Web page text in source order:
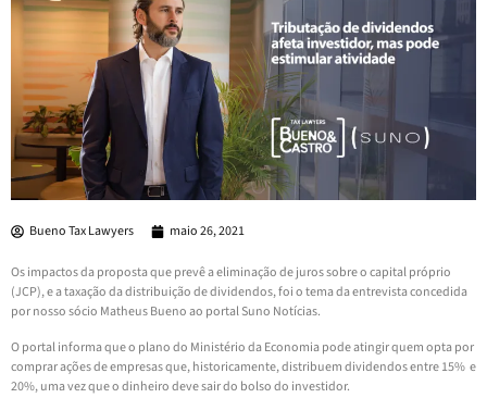
Bueno Tax Lawyers maio 26, 2021
Os impactos da proposta que prevê a eliminação de juros sobre o capital próprio
(JCP), e a taxação da distribuição de dividendos, foi o tema da entrevista concedida
por nosso sócio Matheus Bueno ao portal Suno Notícias.
O portal informa que o plano do Ministério da Economia pode atingir quem opta por
comprar ações de empresas que, historicamente, distribuem dividendos entre 15% e
20%, uma vez que o dinheiro deve sair do bolso do investidor.